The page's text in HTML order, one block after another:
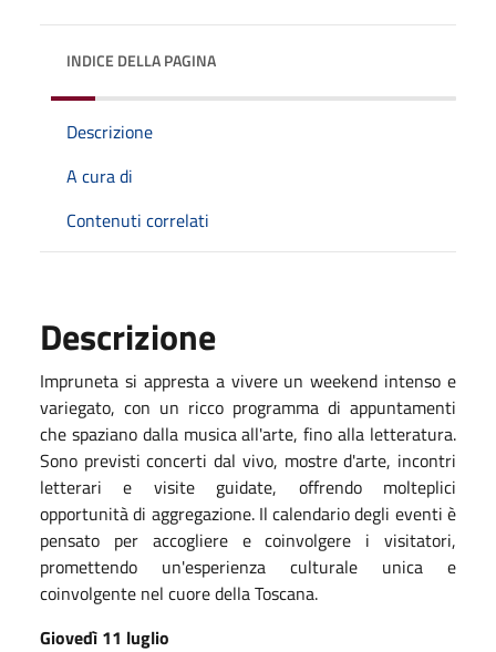
INDICE DELLA PAGINA
Descrizione
A cura di
Contenuti correlati
Descrizione
Impruneta si appresta a vivere un weekend intenso e
variegato, con un ricco programma di appuntamenti
che spaziano dalla musica all'arte, fino alla letteratura.
Sono previsti concerti dal vivo, mostre d'arte, incontri
letterari e visite guidate, offrendo molteplici
opportunità di aggregazione. Il calendario degli eventi è
pensato per accogliere e coinvolgere i visitatori,
promettendo un'esperienza culturale unica e
coinvolgente nel cuore della Toscana.
Giovedì 11 luglio